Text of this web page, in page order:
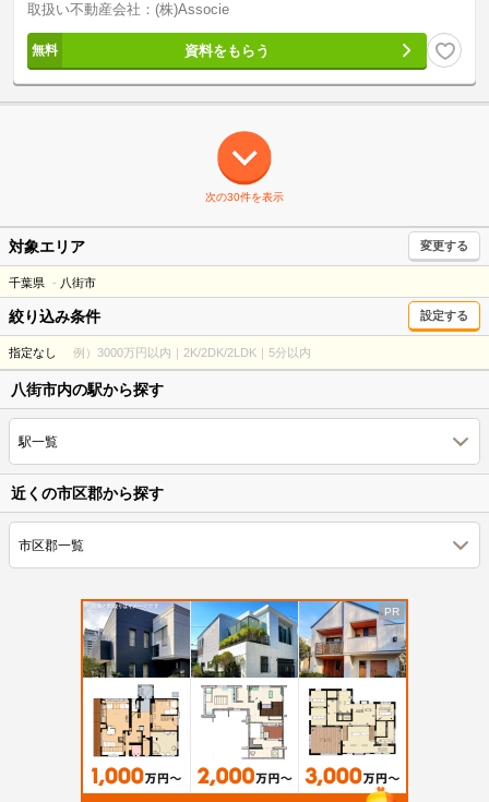
取扱い不動産会社：(株)Associe
資料をもらう
次の30件を表示
対象エリア 変更する
千葉県 八街市
絞り込み条件 設定する
指定なし 例）3000万円以内｜2K/2DK/2LDK｜5分以内
八街市内の駅から探す
駅一覧
近くの市区郡から探す
市区郡一覧